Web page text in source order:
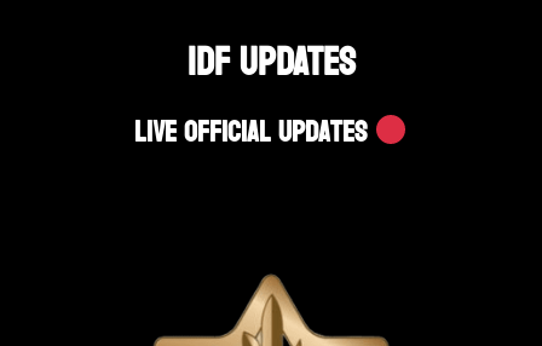
IDF UPDATES
Live Official Updates